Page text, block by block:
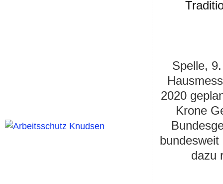
Spelle,
2020
Krone
dazu